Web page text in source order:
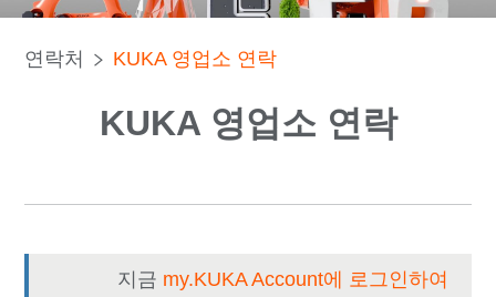
연락처 KUKA 영업소 연락
KUKA 영업소 연락
지금 my.KUKA Account에 로그인하여